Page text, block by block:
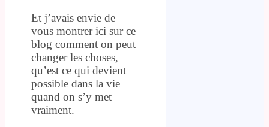
Et j’avais envie de
vous montrer ici sur ce
blog comment on peut
changer les choses,
qu’est ce qui devient
possible dans la vie
quand on s’y met
vraiment.